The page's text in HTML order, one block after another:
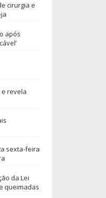
cirurgia e
após
revela
sexta-feira
da Lei
queimadas